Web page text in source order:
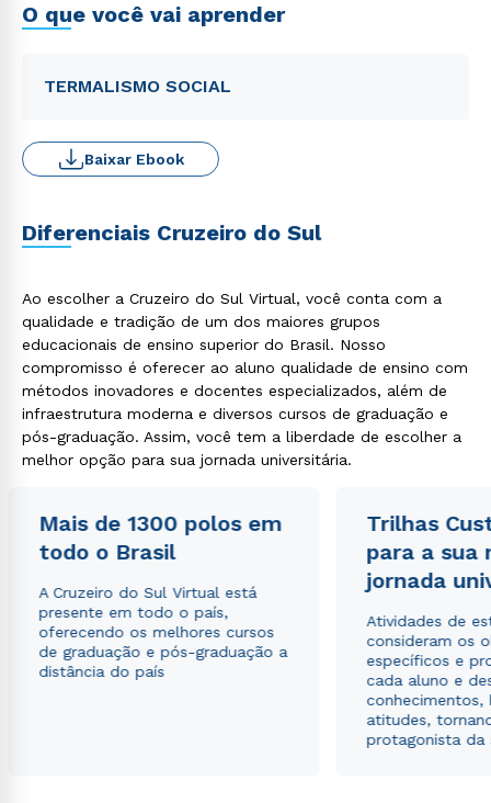
O que você vai aprender
TERMALISMO SOCIAL
Baixar Ebook
Diferenciais Cruzeiro do Sul
Ao escolher a Cruzeiro do Sul Virtual, você conta com a
qualidade e tradição de um dos maiores grupos
educacionais de ensino superior do Brasil. Nosso
compromisso é oferecer ao aluno qualidade de ensino com
métodos inovadores e docentes especializados, além de
infraestrutura moderna e diversos cursos de graduação e
pós-graduação. Assim, você tem a liberdade de escolher a
melhor opção para sua jornada universitária.
Mais de 1300 polos em
todo o Brasil
A Cruzeiro do Sul Virtual está
presente em todo o país,
oferecendo os melhores cursos
de graduação e pós-graduação a
distância do país
Trilhas
para a sua
jornada
Atividades de
consideram os
específicos e
cada aluno e
conhecimentos,
atitudes,
protagonista da